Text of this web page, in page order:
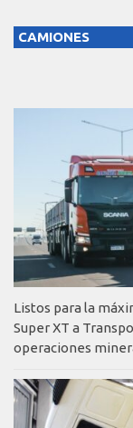
CAMIONES
Listos para la
Super XT a
operaciones